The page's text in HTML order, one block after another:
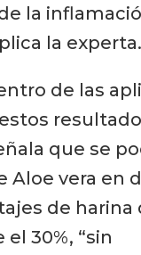
la
la experta.
de las
que se
Aloe vera en
de harina
30%, “sin